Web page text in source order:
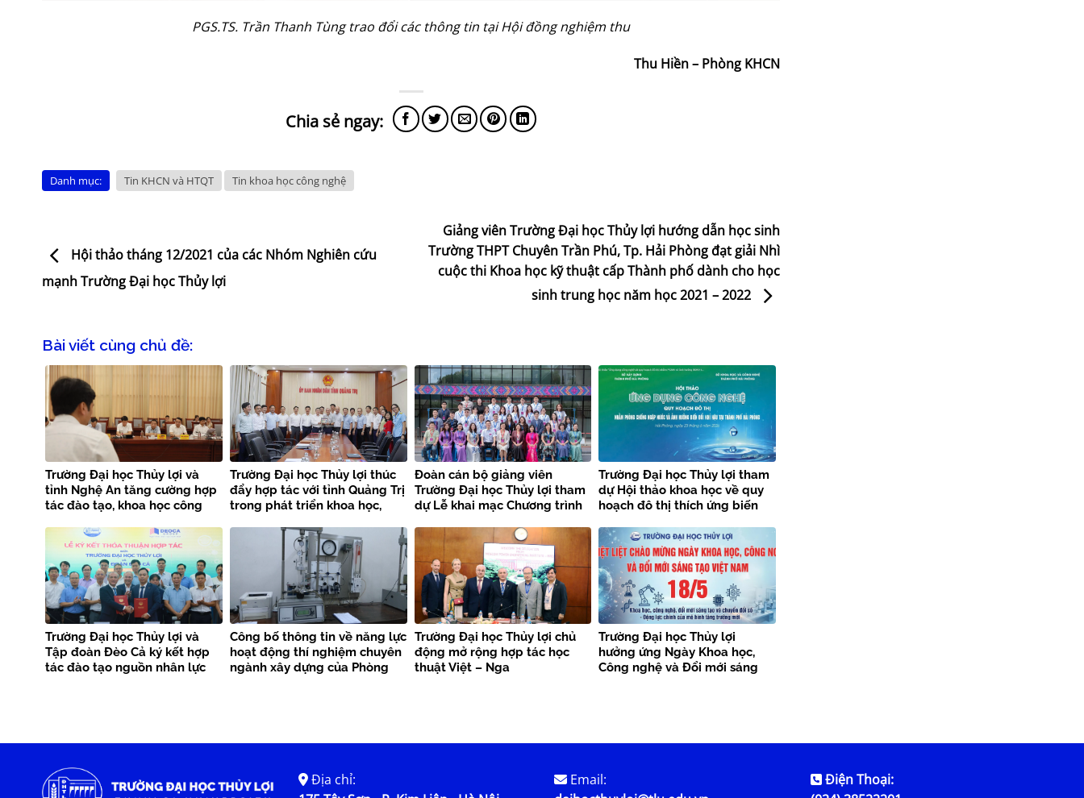
PGS.TS. Trần Thanh Tùng trao đổi các thông tin tại Hội đồng nghiệm thu
Thu Hiền – Phòng KHCN
Danh mục: Tin KHCN và HTQT Tin khoa học công nghệ
Hội thảo tháng 12/2021 của các Nhóm Nghiên cứu
mạnh Trường Đại học Thủy lợi
Giảng viên Trường Đại học Thủy lợi hướng dẫn học sinh
Trường THPT Chuyên Trần Phú, Tp. Hải Phòng đạt giải Nhì
cuộc thi Khoa học kỹ thuật cấp Thành phố dành cho học
sinh trung học năm học 2021 – 2022
Bài viết cùng chủ đề:
Trường Đại học Thủy lợi và
tỉnh Nghệ An tăng cường hợp
tác đào tạo, khoa học công
tai
Trường Đại học Thủy lợi thúc
đẩy hợp tác với tỉnh Quảng Trị
trong phát triển khoa học,
Đoàn cán bộ giảng viên
Trường Đại học Thủy lợi tham
dự Lễ khai mạc Chương trình
sinh thái: Tuổi trẻ hành động”
tại Trung Quốc
Trường Đại học Thủy lợi tham
dự Hội thảo khoa học về quy
hoạch đô thị thích ứng biến
Phòng
Trường Đại học Thủy lợi và
Tập đoàn Đèo Cả ký kết hợp
tác đào tạo nguồn nhân lực
Công bố thông tin về năng lực
hoạt động thí nghiệm chuyên
ngành xây dựng của Phòng
Trường Đại học Thủy lợi chủ
động mở rộng hợp tác học
thuật Việt – Nga
Trường Đại học Thủy lợi
hưởng ứng Ngày Khoa học,
Công nghệ và Đổi mới sáng
Địa chỉ:
Email:
Điện Thoại: